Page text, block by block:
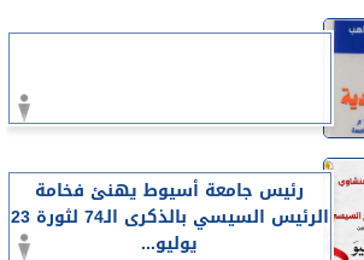
رئيس جامعة أسيوط يهنئ فخامة
الرئيس السيسي بالذكرى الـ74 لثورة 23
يوليو...